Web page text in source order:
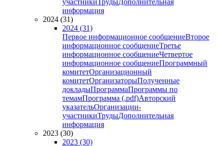
участникиТрудыДополнительная
информация
2024 (31)
2024 (31)
Первое информационное сообщениеВторое
информационное сообщениеТретье
информационное сообщениеЧетвертое
информационное сообщениеПрограммный
комитетОрганизационный
комитетОрганизаторыПолученные
докладыПрограммаПрограммы по
темамПрограмма (.pdf)Авторский
указательОрганизации-
участникиТрудыДополнительная
информация
2023 (30)
2023 (30)